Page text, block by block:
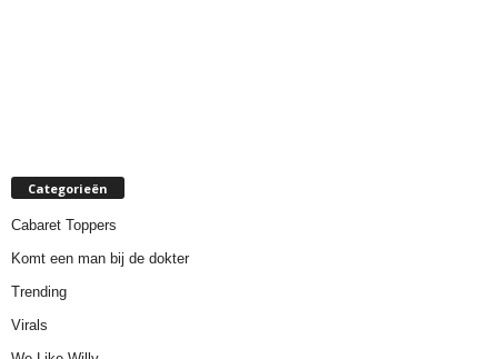
Categorieën
Cabaret Toppers
Komt een man bij de dokter
Trending
Virals